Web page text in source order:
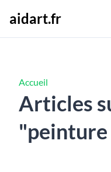
aidart.fr
Accueil
Articles